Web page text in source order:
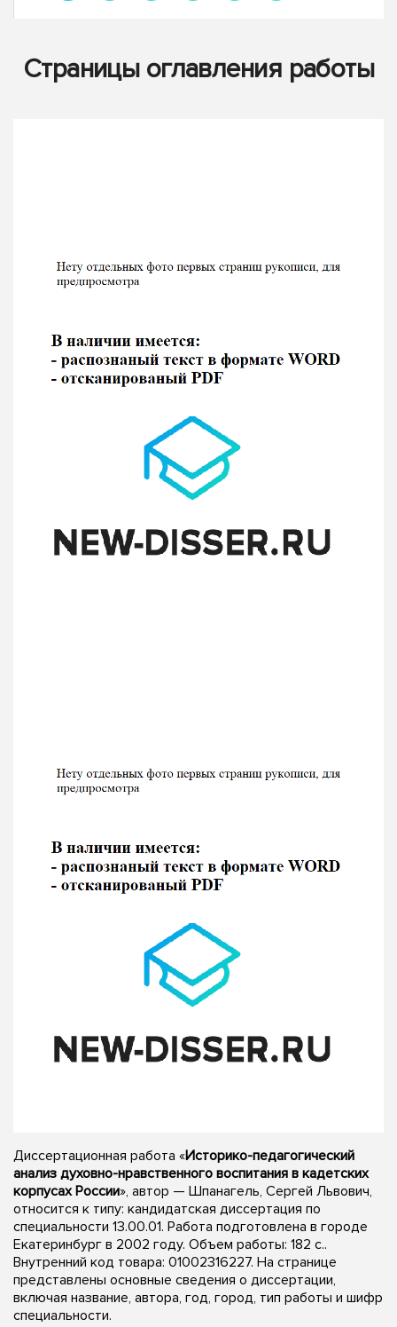
Страницы оглавления работы
Диссертационная работа «Историко-педагогический
анализ духовно-нравственного воспитания в кадетских
корпусах России», автор — Шпанагель, Сергей Львович,
относится к типу: кандидатская диссертация по
специальности 13.00.01. Работа подготовлена в городе
Екатеринбург в 2002 году. Объем работы: 182 с..
Внутренний код товара: 01002316227. На странице
представлены основные сведения о диссертации,
включая название, автора, год, город, тип работы и шифр
специальности.